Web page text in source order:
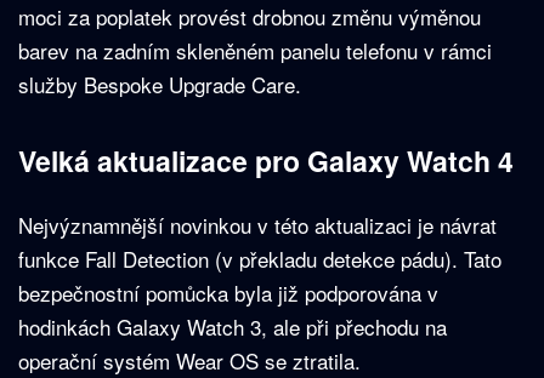
moci za poplatek provést drobnou změnu výměnou
barev na zadním skleněném panelu telefonu v rámci
služby Bespoke Upgrade Care.
Velká aktualizace pro Galaxy Watch 4
Nejvýznamnější novinkou v této aktualizaci je návrat
funkce Fall Detection (v překladu detekce pádu). Tato
bezpečnostní pomůcka byla již podporována v
hodinkách Galaxy Watch 3, ale při přechodu na
operační systém Wear OS se ztratila.